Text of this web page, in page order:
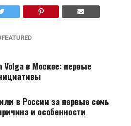
FEATURED
в Москве: первые
в России за первые семь
и особенности